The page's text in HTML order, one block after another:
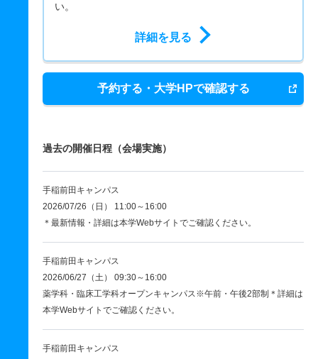
い。
詳細を見る
予約する・大学HPで確認する
過去の開催日程（会場実施）
手稲前田キャンパス
2026/07/26（日） 11:00～16:00
＊最新情報・詳細は本学Webサイトでご確認ください。
手稲前田キャンパス
2026/06/27（土） 09:30～16:00
薬学科・臨床工学科オープンキャンパス※午前・午後2部制＊詳細は
本学Webサイトでご確認ください。
手稲前田キャンパス